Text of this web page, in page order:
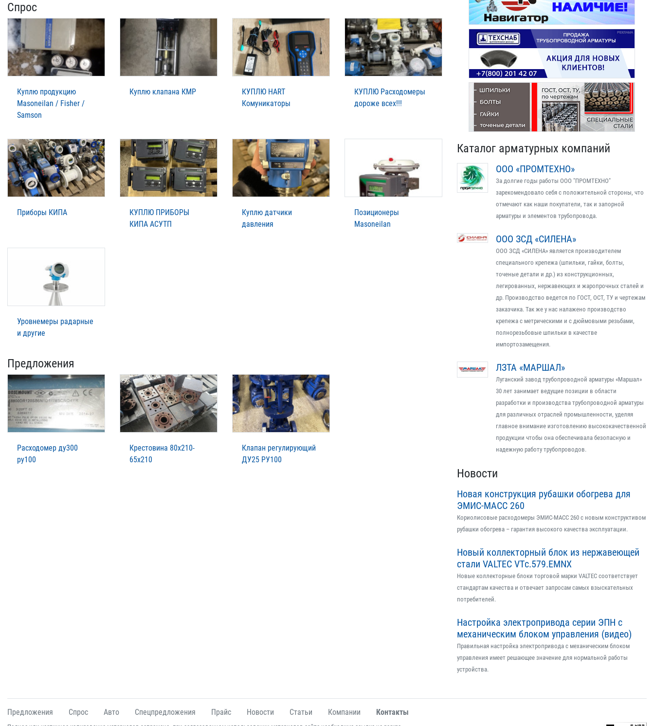
Спрос
Куплю продукцию
Masoneilan / Fisher /
Samson
Куплю клапана КМР
КУПЛЮ HART
Комуникаторы
КУПЛЮ Расходомеры
дороже всех!!!
Приборы КИПА
КУПЛЮ ПРИБОРЫ
КИПА АСУТП
Куплю датчики
давления
Позиционеры
Masoneilan
Уровнемеры радарные
и другие
Предложения
Расходомер ду300
ру100
Крестовина 80х210-
65х210
Клапан регулирующий
ДУ25 РУ100
Каталог арматурных компаний
ООО «ПРОМТЕХНО»
За долгие годы работы ООО "ПРОМТЕХНО"
зарекомендовало себя с положительной стороны, что
отмечают как наши покупатели, так и запорной
арматуры и элементов трубопровода.
ООО ЗСД «СИЛЕНА»
ООО ЗСД «СИЛЕНА» является производителем
специального крепежа (шпильки, гайки, болты,
точеные детали и др.) из конструкционных,
легированных, нержавеющих и жаропрочных сталей и
др. Производство ведется по ГОСТ, ОСТ, ТУ и чертежам
заказчика. Так же у нас налажено производство
крепежа с метрическими и с дюймовыми резьбами,
полнорезьбовые шпильки в качестве
импортозамещения.
ЛЗТА «МАРШАЛ»
Луганский завод трубопроводной арматуры «Маршал»
30 лет занимает ведущие позиции в области
разработки и производства трубопроводной арматуры
для различных отраслей промышленности, уделяя
главное внимание изготовлению высококачественной
продукции чтобы она обеспечивала безопасную и
надежную работу трубопроводов.
Новости
Новая конструкция рубашки обогрева для
ЭМИС-МАСС 260
Кориолисовые расходомеры ЭМИС-МАСС 260 с новым конструктивом
рубашки обогрева – гарантия высокого качества эксплуатации.
Новый коллекторный блок из нержавеющей
стали VALTEC VTс.579.EMNX
Новые коллекторные блоки торговой марки VALTEC соответствует
стандартам качества и отвечает запросам самых взыскательных
потребителей.
Настройка электропривода серии ЭПН с
механическим блоком управления (видео)
Правильная настройка электропривода с механическим блоком
управления имеет решающее значение для нормальной работы
устройства.
Предложения Спрос Авто Спецпредложения Прайс Новости Статьи Компании Контакты